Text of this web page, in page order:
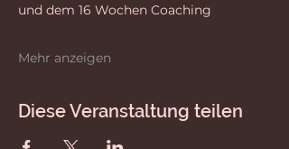
und dem 16 Wochen Coaching
Mehr anzeigen
Diese Veranstaltung teilen